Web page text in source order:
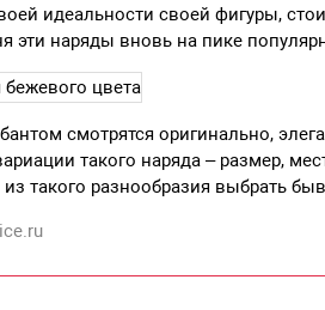
идеальности своей фигуры,
эти наряды вновь на пике
смотрятся оригинально,
такого наряда – размер,
из такого разнообразия выбрать